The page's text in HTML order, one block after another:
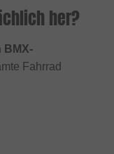
her?
BMX-
Fahrrad